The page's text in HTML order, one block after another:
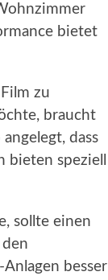
bietet
zu
braucht
dass
speziell
sollte einen
besser